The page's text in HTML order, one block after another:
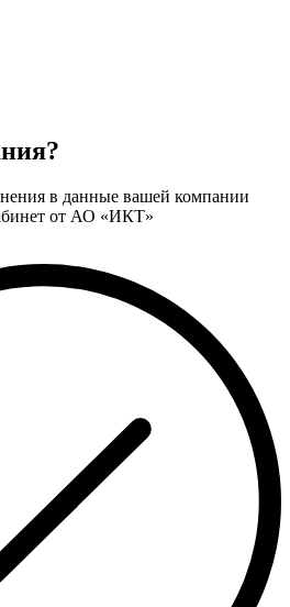
в данные вашей компании
от АО «ИКТ»